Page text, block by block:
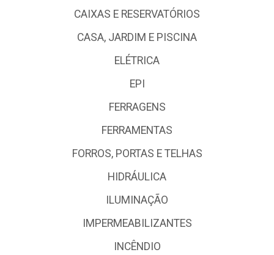
CAIXAS E RESERVATÓRIOS
CASA, JARDIM E PISCINA
ELÉTRICA
EPI
FERRAGENS
FERRAMENTAS
FORROS, PORTAS E TELHAS
HIDRÁULICA
ILUMINAÇÃO
IMPERMEABILIZANTES
INCÊNDIO